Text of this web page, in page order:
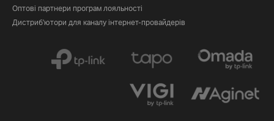
Оптові партнери програм лояльності
Дистриб'ютори для каналу інтернет-провайдерів